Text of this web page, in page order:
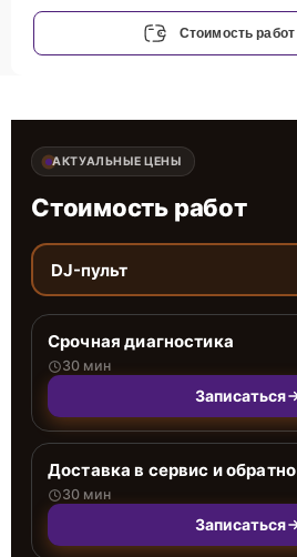
Стоимость работ
АКТУАЛЬНЫЕ ЦЕНЫ
Стоимость работ
DJ-пульт
Срочная диагностика
30 мин
Записаться
Доставка в сервис и обратно
30 мин
Записаться